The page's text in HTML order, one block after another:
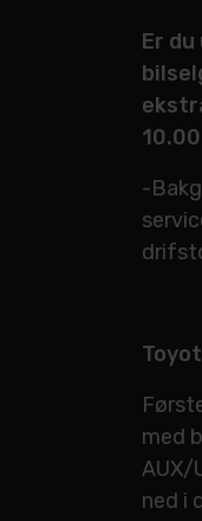
Er
-
med
AUX/
ned i